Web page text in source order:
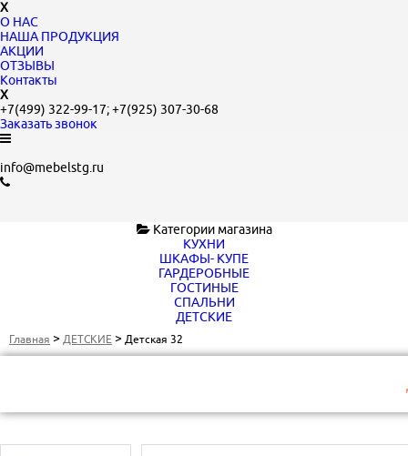
X
О НАС
НАША ПРОДУКЦИЯ
АКЦИИ
ОТЗЫВЫ
Контакты
X
+7(499) 322-99-17;+7(925) 307-30-68
Заказать звонок
info@mebelstg.ru
Категории магазина
КУХНИ
ШКАФЫ- КУПЕ
ГАРДЕРОБНЫЕ
ГОСТИНЫЕ
СПАЛЬНИ
ДЕТСКИЕ
Главная > ДЕТСКИЕ > Детская 32